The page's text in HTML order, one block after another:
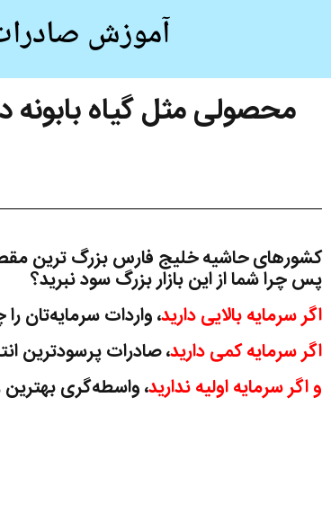
آموزش
محصولی مثل گیاه
کشورهای حاشیه خلیج فارس بزرگ ترین
پس چرا شما از این بازار بزرگ سود نبرید؟
اگر سرمایه بالایی دارید، واردات سرمایه‌تان را
اگر سرمایه کمی دارید، صادرات پرسودترین
و اگر سرمایه اولیه ندارید، واسطه‌گری